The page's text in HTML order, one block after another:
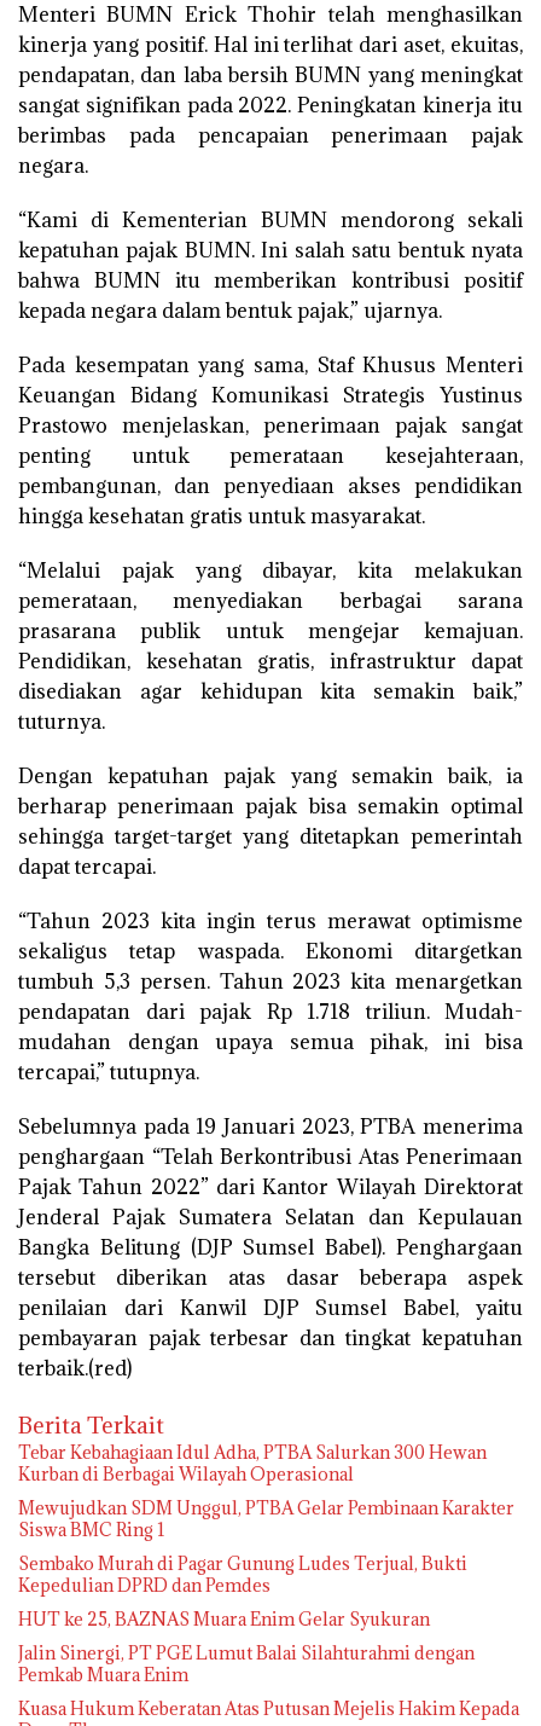
Menteri BUMN Erick Thohir telah menghasilkan
kinerja yang positif. Hal ini terlihat dari aset, ekuitas,
pendapatan, dan laba bersih BUMN yang meningkat
sangat signifikan pada 2022. Peningkatan kinerja itu
berimbas pada pencapaian penerimaan pajak
negara.
“Kami di Kementerian BUMN mendorong sekali
kepatuhan pajak BUMN. Ini salah satu bentuk nyata
bahwa BUMN itu memberikan kontribusi positif
kepada negara dalam bentuk pajak,” ujarnya.
Pada kesempatan yang sama, Staf Khusus Menteri
Keuangan Bidang Komunikasi Strategis Yustinus
Prastowo menjelaskan, penerimaan pajak sangat
penting untuk pemerataan kesejahteraan,
pembangunan, dan penyediaan akses pendidikan
hingga kesehatan gratis untuk masyarakat.
“Melalui pajak yang dibayar, kita melakukan
pemerataan, menyediakan berbagai sarana
prasarana publik untuk mengejar kemajuan.
Pendidikan, kesehatan gratis, infrastruktur dapat
disediakan agar kehidupan kita semakin baik,”
tuturnya.
Dengan kepatuhan pajak yang semakin baik, ia
berharap penerimaan pajak bisa semakin optimal
sehingga target-target yang ditetapkan pemerintah
dapat tercapai.
“Tahun 2023 kita ingin terus merawat optimisme
sekaligus tetap waspada. Ekonomi ditargetkan
tumbuh 5,3 persen. Tahun 2023 kita menargetkan
pendapatan dari pajak Rp 1.718 triliun. Mudah-
mudahan dengan upaya semua pihak, ini bisa
tercapai,” tutupnya.
Sebelumnya pada 19 Januari 2023, PTBA menerima
penghargaan “Telah Berkontribusi Atas Penerimaan
Pajak Tahun 2022” dari Kantor Wilayah Direktorat
Jenderal Pajak Sumatera Selatan dan Kepulauan
Bangka Belitung (DJP Sumsel Babel). Penghargaan
tersebut diberikan atas dasar beberapa aspek
penilaian dari Kanwil DJP Sumsel Babel, yaitu
pembayaran pajak terbesar dan tingkat kepatuhan
terbaik.(red)
Berita Terkait
Tebar Kebahagiaan Idul Adha, PTBA Salurkan 300 Hewan
Kurban di Berbagai Wilayah Operasional
Mewujudkan SDM Unggul, PTBA Gelar Pembinaan Karakter
Siswa BMC Ring 1
Sembako Murah di Pagar Gunung Ludes Terjual, Bukti
Kepedulian DPRD dan Pemdes
HUT ke 25, BAZNAS Muara Enim Gelar Syukuran
Jalin Sinergi, PT PGE Lumut Balai Silahturahmi dengan
Pemkab Muara Enim
Kuasa Hukum Keberatan Atas Putusan Mejelis Hakim Kepada